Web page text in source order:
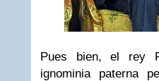
Pues bien, el rey
ignominia paterna